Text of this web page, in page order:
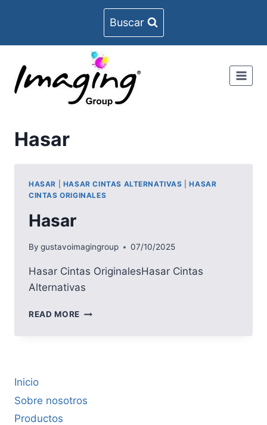
Buscar
Hasar
HASAR HASAR CINTAS ALTERNATIVAS |HASAR
CINTAS ORIGINALES
Hasar
By gustavoimagingroup 07/10/2025
Hasar Cintas OriginalesHasar Cintas
Alternativas
READ MORE HASAR
Inicio
Sobre nosotros
Productos